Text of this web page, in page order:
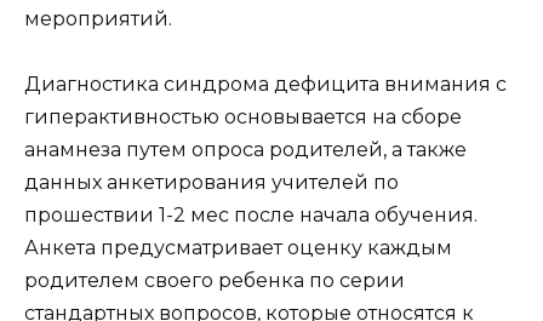
мероприятий.
Диагностика синдрома дефицита внимания с
гиперактивностью основывается на сборе
анамнеза путем опроса родителей, а также
данных анкетирования учителей по
прошествии 1-2 мес после начала обучения.
Анкета предусматривает оценку каждым
родителем своего ребенка по серии
стандартных вопросов, которые относятся к